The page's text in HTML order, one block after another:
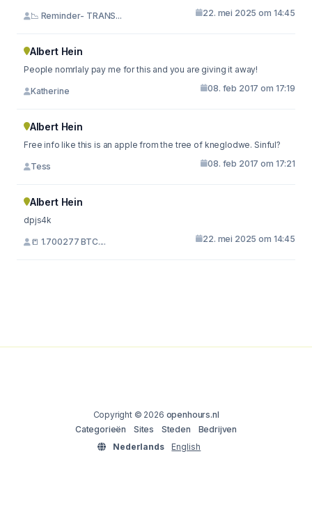
📉 Reminder- TRANS... 22. mei 2025 om 14:45
Albert Hein
People nomrlaly pay me for this and you are giving it away!
Katherine 08. feb 2017 om 17:19
Albert Hein
Free info like this is an apple from the tree of kneglodwe. Sinful?
Tess 08. feb 2017 om 17:21
Albert Hein
dpjs4k
📒 1.700277 BTC.... 22. mei 2025 om 14:45
Copyright © 2026 openhours.nl
Categorieën
Sites Steden
Bedrijven
Nederlands
English